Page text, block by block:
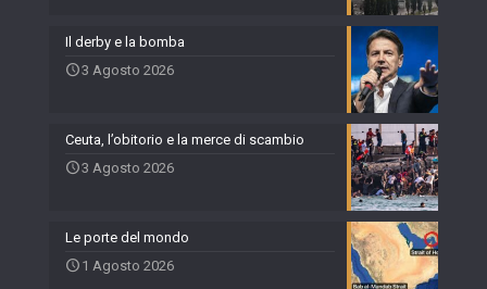
Il derby e la bomba
3 Agosto 2026
Ceuta, l’obitorio e la merce di scambio
3 Agosto 2026
Le porte del mondo
1 Agosto 2026